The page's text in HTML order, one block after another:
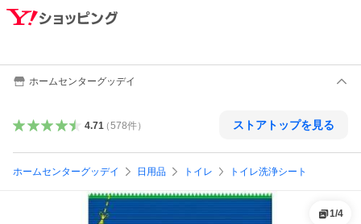
ホームセンターグッデイ
4.71（578件） ストアトップを見る
ホームセンターグッデイ 日用品 トイレ トイレ洗浄シート
1/4